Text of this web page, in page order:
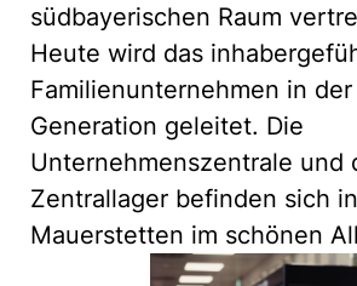
südbayerischen Raum
Heute wird das
Familienunternehmen in der
Generation geleitet. Die
Unternehmenszentrale und
Zentrallager befinden sich in
Mauerstetten im schönen